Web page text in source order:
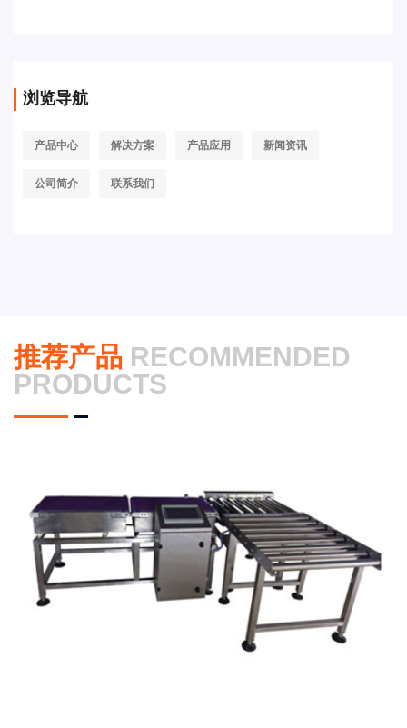
浏览导航
产品中心 解决方案 产品应用 新闻资讯
公司简介 联系我们
推荐产品 RECOMMENDED
PRODUCTS